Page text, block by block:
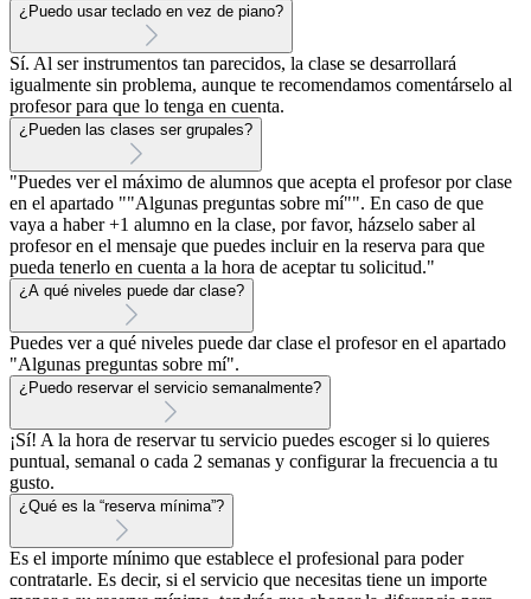
¿Puedo usar teclado en vez de piano?
Sí. Al ser instrumentos tan parecidos, la clase se desarrollará
igualmente sin problema, aunque te recomendamos comentárselo al
profesor para que lo tenga en cuenta.
¿Pueden las clases ser grupales?
"Puedes ver el máximo de alumnos que acepta el profesor por clase
en el apartado ""Algunas preguntas sobre mí"". En caso de que
vaya a haber +1 alumno en la clase, por favor, házselo saber al
profesor en el mensaje que puedes incluir en la reserva para que
pueda tenerlo en cuenta a la hora de aceptar tu solicitud."
¿A qué niveles puede dar clase?
Puedes ver a qué niveles puede dar clase el profesor en el apartado
"Algunas preguntas sobre mí".
¿Puedo reservar el servicio semanalmente?
¡Sí! A la hora de reservar tu servicio puedes escoger si lo quieres
puntual, semanal o cada 2 semanas y configurar la frecuencia a tu
gusto.
¿Qué es la “reserva mínima”?
Es el importe mínimo que establece el profesional para poder
contratarle. Es decir, si el servicio que necesitas tiene un importe